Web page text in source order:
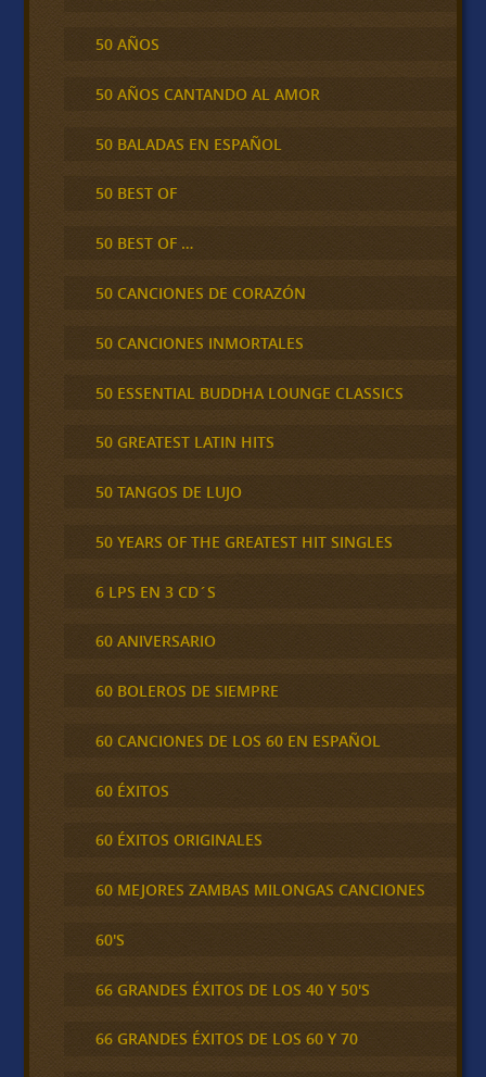
50 AÑOS
50 AÑOS CANTANDO AL AMOR
50 BALADAS EN ESPAÑOL
50 BEST OF
50 BEST OF …
50 CANCIONES DE CORAZÓN
50 CANCIONES INMORTALES
50 ESSENTIAL BUDDHA LOUNGE CLASSICS
50 GREATEST LATIN HITS
50 TANGOS DE LUJO
50 YEARS OF THE GREATEST HIT SINGLES
6 LPS EN 3 CD´S
60 ANIVERSARIO
60 BOLEROS DE SIEMPRE
60 CANCIONES DE LOS 60 EN ESPAÑOL
60 ÉXITOS
60 ÉXITOS ORIGINALES
60 MEJORES ZAMBAS MILONGAS CANCIONES
60'S
66 GRANDES ÉXITOS DE LOS 40 Y 50'S
66 GRANDES ÉXITOS DE LOS 60 Y 70